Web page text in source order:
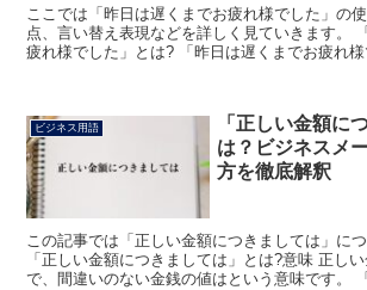
ここでは「昨日は遅くまでお疲れ様でした」の
点、言い替え表現などを詳しく見ていきます。
疲れ様でした」とは? 「昨日は遅くまでお疲れ様
ビジネス用語
「正しい金額に
は？ビジネスメ
方を徹底解釈
この記事では「正しい金額につきましては」につ
「正しい金額につきましては」とは?意味 正し
で、間違いのない金銭の値はという意味です。